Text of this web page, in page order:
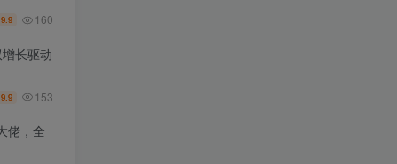
9.9 160
长驱动
9.9 153
佬，全